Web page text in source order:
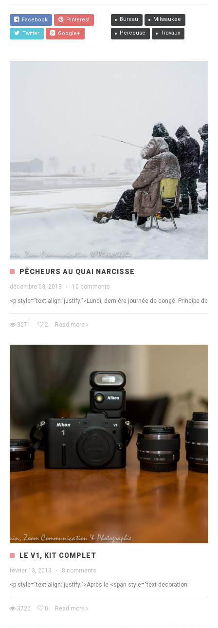
Facebook Pinterest
Twitter Google+
Bureau Milwaukee
Perceuse Travaux
PÊCHEURS AU QUAI NARCISSE
décembre 03, 2013 · 10 comments
<p style="text-align: justify;">Lundi, dernière journée de congé. Principe de
3271 2 Read more
LE V1, KIT COMPLET
février 13, 2013 · 8 comments
<p style="text-align: justify;">Après le <span style="text-decoration:
3720 0 Read more